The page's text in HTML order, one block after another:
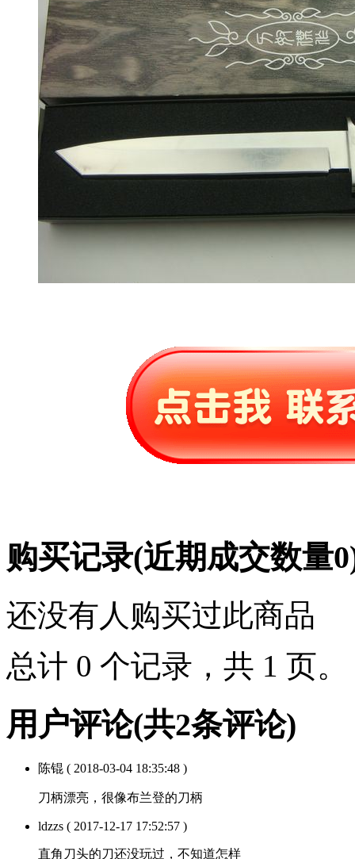
购买记录(近期成交数量0
还没有人购买过此商品
总计 0 个记录，共 1 页。
用户评论(共2条评论)
陈锟 ( 2018-03-04 18:35:48 )
刀柄漂亮，很像布兰登的刀柄
ldzzs ( 2017-12-17 17:52:57 )
直角刀头的刀还没玩过，不知道怎样